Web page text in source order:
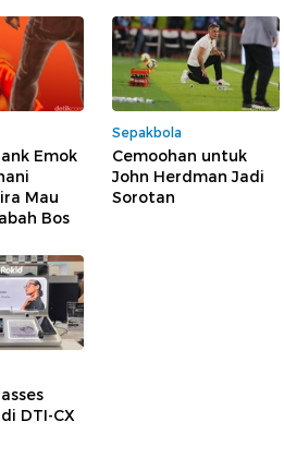
Emok
Mau
Bos
Sepakbola
Cemoohan untuk
John Herdman Jadi
Sorotan
DTI-CX